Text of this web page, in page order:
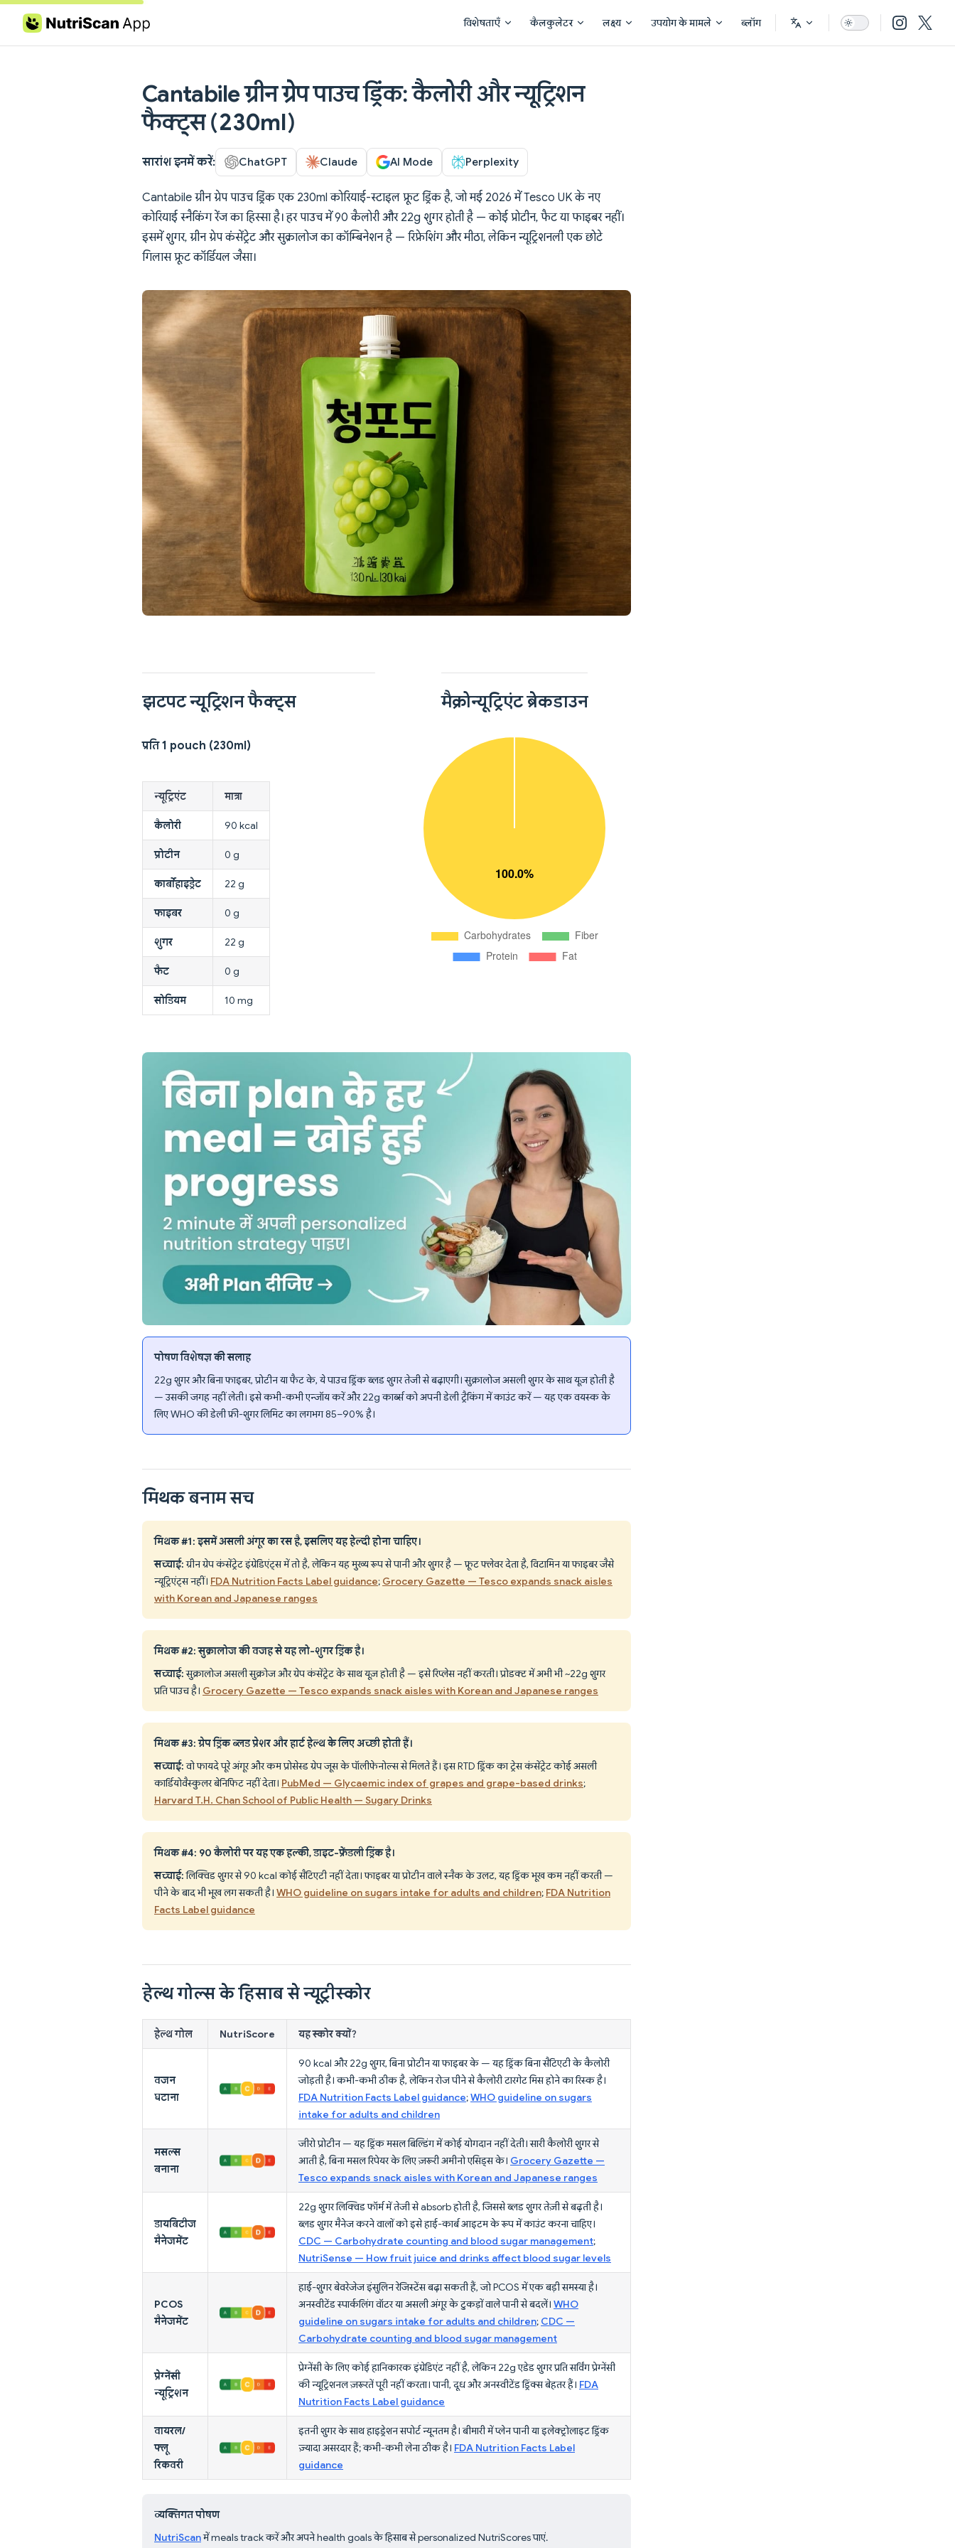
Skip to content विशेषताएँ कैलकुलेटर लक्ष्य उपयोग के मामले ब्लॉग
Cantabile ग्रीन ग्रेप पाउच ड्रिंक: कैलोरी और न्यूट्रिशन
फैक्ट्स (230ml)
सारांश इनमें करें: ChatGPT Claude AI Mode Perplexity
Cantabile ग्रीन ग्रेप पाउच ड्रिंक एक 230ml कोरियाई-स्टाइल फ्रूट ड्रिंक है, जो मई 2026 में Tesco UK के नए
कोरियाई स्नैकिंग रेंज का हिस्सा है। हर पाउच में 90 कैलोरी और 22g शुगर होती है — कोई प्रोटीन, फैट या फाइबर नहीं।
इसमें शुगर, ग्रीन ग्रेप कंसेंट्रेट और सुक्रालोज का कॉम्बिनेशन है — रिफ्रेशिंग और मीठा, लेकिन न्यूट्रिशनली एक छोटे
गिलास फ्रूट कॉर्डियल जैसा।
झटपट न्यूट्रिशन फैक्ट्स
प्रति 1 pouch (230ml)
न्यूट्रिएंट मात्रा
कैलोरी 90 kcal
प्रोटीन 0 g
कार्बोहाइड्रेट 22 g
फाइबर 0 g
शुगर 22 g
फैट 0 g
सोडियम 10 mg
मैक्रोन्यूट्रिएंट ब्रेकडाउन
पोषण विशेषज्ञ की सलाह
22g शुगर और बिना फाइबर, प्रोटीन या फैट के, ये पाउच ड्रिंक ब्लड शुगर तेजी से बढ़ाएगी। सुक्रालोज असली शुगर के साथ यूज़ होती है
— उसकी जगह नहीं लेती। इसे कभी-कभी एन्जॉय करें और 22g कार्ब्स को अपनी डेली ट्रैकिंग में काउंट करें — यह एक वयस्क के
लिए WHO की डेली फ्री-शुगर लिमिट का लगभग 85–90% है।
मिथक बनाम सच
मिथक #1: इसमें असली अंगूर का रस है, इसलिए यह हेल्दी होना चाहिए।
सच्चाई:ग्रीन ग्रेप कंसेंट्रेट इंग्रेडिएंट्स में तो है, लेकिन यह मुख्य रूप से पानी और शुगर है — फ्रूट फ्लेवर देता है, विटामिन या फाइबर जैसे
न्यूट्रिएंट्स नहीं। FDA Nutrition Facts Label guidance; Grocery Gazette — Tesco expands snack aisles
with Korean and Japanese ranges
मिथक #2: सुक्रालोज की वजह से यह लो-शुगर ड्रिंक है।
सच्चाई:सुक्रालोज असली सुक्रोज और ग्रेप कंसेंट्रेट के साथ यूज़ होती है — इसे रिप्लेस नहीं करती। प्रोडक्ट में अभी भी ~22g शुगर
प्रति पाउच है। Grocery Gazette — Tesco expands snack aisles with Korean and Japanese ranges
मिथक #3: ग्रेप ड्रिंक ब्लड प्रेशर और हार्ट हेल्थ के लिए अच्छी होती हैं।
सच्चाई:वो फायदे पूरे अंगूर और कम प्रोसेस्ड ग्रेप जूस के पॉलीफेनोल्स से मिलते हैं। इस RTD ड्रिंक का ट्रेस कंसेंट्रेट कोई असली
कार्डियोवैस्कुलर बेनिफिट नहीं देता। PubMed — Glycaemic index of grapes and grape-based drinks;
Harvard T.H. Chan School of Public Health — Sugary Drinks
मिथक #4: 90 कैलोरी पर यह एक हल्की, डाइट-फ्रेंडली ड्रिंक है।
सच्चाई:लिक्विड शुगर से 90 kcal कोई सैटिएटी नहीं देता। फाइबर या प्रोटीन वाले स्नैक के उलट, यह ड्रिंक भूख कम नहीं करती —
पीने के बाद भी भूख लग सकती है। WHO guideline on sugars intake for adults and children; FDA Nutrition
Facts Label guidance
हेल्थ गोल्स के हिसाब से न्यूट्रीस्कोर
हेल्थ गोल NutriScore यह स्कोर क्यों?
वजन
घटाना
90 kcal और 22g शुगर, बिना प्रोटीन या फाइबर के — यह ड्रिंक बिना सैटिएटी के कैलोरी
जोड़ती है। कभी-कभी ठीक है, लेकिन रोज पीने से कैलोरी टारगेट मिस होने का रिस्क है।
FDA Nutrition Facts Label guidance;WHO guideline on sugars
intake for adults and children
मसल्स
बनाना
जीरो प्रोटीन — यह ड्रिंक मसल बिल्डिंग में कोई योगदान नहीं देती। सारी कैलोरी शुगर से
आती है, बिना मसल रिपेयर के लिए ज़रूरी अमीनो एसिड्स के। Grocery Gazette —
Tesco expands snack aisles with Korean and Japanese ranges
डायबिटीज
मैनेजमेंट
22g शुगर लिक्विड फॉर्म में तेजी से absorb होती है, जिससे ब्लड शुगर तेज़ी से बढ़ती है।
ब्लड शुगर मैनेज करने वालों को इसे हाई-कार्ब आइटम के रूप में काउंट करना चाहिए।
CDC — Carbohydrate counting and blood sugar management;
NutriSense — How fruit juice and drinks affect blood sugar levels
PCOS
मैनेजमेंट
हाई-शुगर बेवरेजेज इंसुलिन रेजिस्टेंस बढ़ा सकती हैं, जो PCOS में एक बड़ी समस्या है।
अनस्वीटेंड स्पार्कलिंग वॉटर या असली अंगूर के टुकड़ों वाले पानी से बदलें। WHO
guideline on sugars intake for adults and children; CDC —
Carbohydrate counting and blood sugar management
प्रेग्नेंसी
न्यूट्रिशन
प्रेग्नेंसी के लिए कोई हानिकारक इंग्रेडिएंट नहीं है, लेकिन 22g एडेड शुगर प्रति सर्विंग प्रेग्नेंसी
की न्यूट्रिशनल ज़रूरतें पूरी नहीं करता। पानी, दूध और अनस्वीटेंड ड्रिंक्स बेहतर हैं। FDA
Nutrition Facts Label guidance
वायरल/
फ्लू
रिकवरी
इतनी शुगर के साथ हाइड्रेशन सपोर्ट न्यूनतम है। बीमारी में प्लेन पानी या इलेक्ट्रोलाइट ड्रिंक
ज़्यादा असरदार हैं; कभी-कभी लेना ठीक है। FDA Nutrition Facts Label
guidance
व्यक्तिगत पोषण
NutriScanमें meals track करें और अपने health goals के हिसाब से personalized NutriScores पाएं.